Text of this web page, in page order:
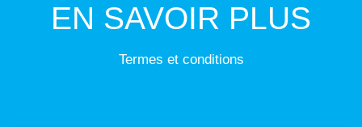
EN SAVOIR PLUS
Termes et conditions